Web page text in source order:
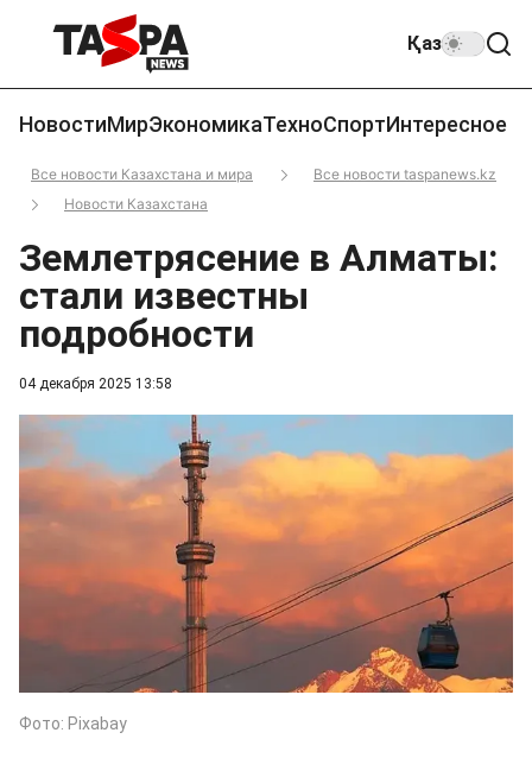
Қаз
НовостиМирЭкономикаТехноСпортИнтересное
Все новости Казахстана и мира
Все новости taspanews.kz
Новости Казахстана
04 декабря 2025 13:58
Землетрясение в Алматы:
стали известны
подробности
Фото: Pixabay